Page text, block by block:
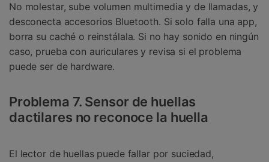
No molestar, sube volumen multimedia y de llamadas, y
desconecta accesorios Bluetooth. Si solo falla una app,
borra su caché o reinstálala. Si no hay sonido en ningún
caso, prueba con auriculares y revisa si el problema
puede ser de hardware.
Problema 7. Sensor de huellas
dactilares no reconoce la huella
El lector de huellas puede fallar por suciedad,